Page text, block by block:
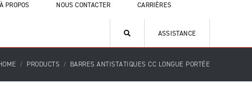
À PROPOS NOUS CONTACTER CARRIÈRES
ASSISTANCE
PRODUCTS BARRES ANTISTATIQUES CC LONGUE PORTÉE